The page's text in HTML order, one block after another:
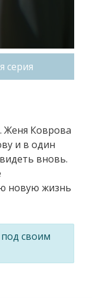
серия
Женя Коврова
и в один
вновь.
новую жизнь
под своим